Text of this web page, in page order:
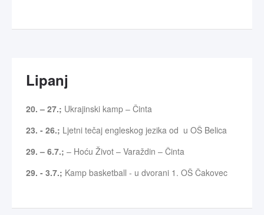
Lipanj
20. – 27.; Ukrajinski kamp – Činta
23. - 26.; Ljetni tečaj engleskog jezika od u OŠ Belica
29. – 6.7.; – Hoću Život – Varaždin – Činta
29. - 3.7.; Kamp basketball - u dvorani 1. OŠ Čakovec